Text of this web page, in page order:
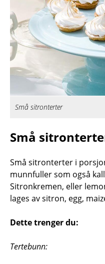
Små sitronterter
Små
Små sitronterter i
munnfuller som også
Sitronkremen, eller
lages av sitron, egg,
Dette trenger du:
Tertebunn: